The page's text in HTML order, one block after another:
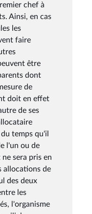
chef à
Ainsi, en cas
les
faire
être
dont
de
doit en effet
de ses
temps qu'il
l'un ou de
sera pris en
allocations de
des deux
les
l'organisme